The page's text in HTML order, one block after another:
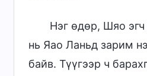
Нэг өдөр, Шяо
нь Яао Ланьд зарим
байв. Түүгээр ч